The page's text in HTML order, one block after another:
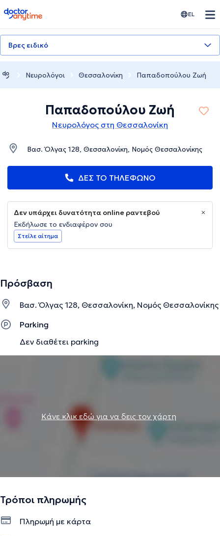
doctoranytime EL
Βρες ειδικό
Νευρολόγοι Θεσσαλονίκη Παπαδοπούλου Ζωή
Παπαδοπούλου Ζωή
Νευρολόγος στη Θεσσαλονίκη
Βασ. Όλγας 128, Θεσσαλονίκη, Νομός Θεσσαλονίκης
ΔΕΣ ΤΟ ΤΗΛΕΦΩΝΟ
Δεν υπάρχει δυνατότητα online ραντεβού
Εκδήλωσε το ενδιαφέρον σου
Στείλε αίτημα
Πρόσβαση
Βασ. Όλγας 128, Θεσσαλονίκη, Νομός Θεσσαλονίκης
Parking
Δεν διαθέτει parking
Κάνε κλικ εδώ για να δεις τον χάρτη
Τρόποι πληρωμής
Πληρωμή με κάρτα